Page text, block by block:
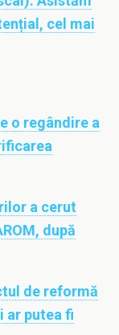
cel mai
o regândire a
a cerut
după
de reformă
ar putea fi